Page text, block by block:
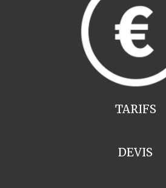
TARIFS
DEVIS